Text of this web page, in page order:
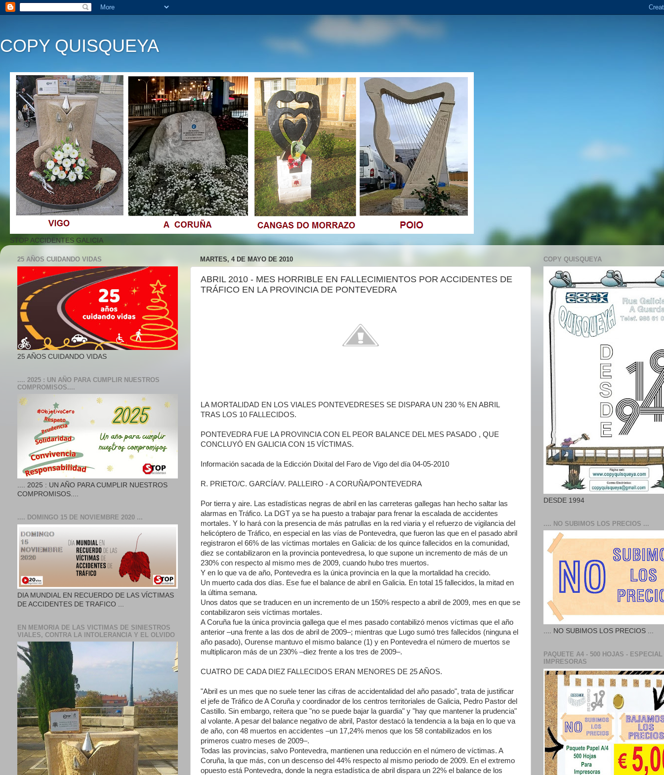
COPY QUISQUEYA
STOP ACCIDENTES GALICIA
MARTES, 4 DE MAYO DE 2010
ABRIL 2010 - MES HORRIBLE EN FALLECIMIENTOS POR ACCIDENTES DE
TRÁFICO EN LA PROVINCIA DE PONTEVEDRA
LA MORTALIDAD EN LOS VIALES PONTEVEDRESES SE DISPARA UN 230 % EN ABRIL
TRAS LOS 10 FALLECIDOS.
PONTEVEDRA FUE LA PROVINCIA CON EL PEOR BALANCE DEL MES PASADO , QUE
CONCLUYÓ EN GALICIA CON 15 VÍCTIMAS.
Información sacada de la Edicción Dixital del Faro de Vigo del día 04-05-2010
R. PRIETO/C. GARCÍA/V. PALLEIRO - A CORUÑA/PONTEVEDRA
Por tierra y aire. Las estadísticas negras de abril en las carreteras gallegas han hecho saltar las
alarmas en Tráfico. La DGT ya se ha puesto a trabajar para frenar la escalada de accidentes
mortales. Y lo hará con la presencia de más patrullas en la red viaria y el refuerzo de vigilancia del
helicóptero de Tráfico, en especial en las vías de Pontevedra, que fueron las que en el pasado abril
registraron el 66% de las víctimas mortales en Galicia: de los quince fallecidos en la comunidad,
diez se contabilizaron en la provincia pontevedresa, lo que supone un incremento de más de un
230% con respecto al mismo mes de 2009, cuando hubo tres muertos.
Y en lo que va de año, Pontevedra es la única provincia en la que la mortalidad ha crecido.
Un muerto cada dos días. Ese fue el balance de abril en Galicia. En total 15 fallecidos, la mitad en
la última semana.
Unos datos que se traducen en un incremento de un 150% respecto a abril de 2009, mes en que se
contabilizaron seis víctimas mortales.
A Coruña fue la única provincia gallega que el mes pasado contabilizó menos víctimas que el año
anterior –una frente a las dos de abril de 2009–; mientras que Lugo sumó tres fallecidos (ninguna el
año pasado), Ourense mantuvo el mismo balance (1) y en Pontevedra el número de muertos se
multiplicaron más de un 230% –diez frente a los tres de 2009–.
CUATRO DE CADA DIEZ FALLECIDOS ERAN MENORES DE 25 AÑOS.
"Abril es un mes que no suele tener las cifras de accidentalidad del año pasado", trata de justificar
el jefe de Tráfico de A Coruña y coordinador de los centros territoriales de Galicia, Pedro Pastor del
Castillo. Sin embargo, reitera que "no se puede bajar la guardia" y "hay que mantener la prudencia"
al volante. A pesar del balance negativo de abril, Pastor destacó la tendencia a la baja en lo que va
de año, con 48 muertos en accidentes –un 17,24% menos que los 58 contabilizados en los
primeros cuatro meses de 2009–.
Todas las provincias, salvo Pontevedra, mantienen una reducción en el número de víctimas. A
Coruña, la que más, con un descenso del 44% respecto al mismo periodo de 2009. En el extremo
opuesto está Pontevedra, donde la negra estadística de abril dispara un 22% el balance de los
25 AÑOS CUIDANDO VIDAS
25 AÑOS CUIDANDO VIDAS
.... 2025 : UN AÑO PARA CUMPLIR NUESTROS
COMPROMISOS....
.... 2025 : UN AÑO PARA CUMPLIR NUESTROS
COMPROMISOS....
.... DOMINGO 15 DE NOVIEMBRE 2020 ...
DIA MUNDIAL EN RECUERDO DE LAS VÍCTIMAS
DE ACCIDENTES DE TRAFICO ...
EN MEMORIA DE LAS VICTIMAS DE SINIESTROS
VIALES, CONTRA LA INTOLERANCIA Y EL OLVIDO
COPY QUISQUEYA
DESDE 1994
.... NO SUBIMOS LOS PRECIOS ...
.... NO SUBIMOS LOS PRECIOS ...
PAQUETE A4 - 500 HOJAS - ESPECIAL
IMPRESORAS